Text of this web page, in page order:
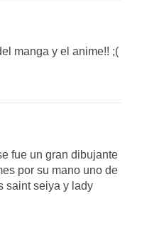
manga y el anime!! ;(
fue un gran dibujante
por su mano uno de
saint seiya y lady